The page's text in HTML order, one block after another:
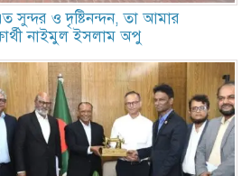
সুন্দর ও দৃষ্টিনন্দন, তা আমার
নাইমুল ইসলাম অপু